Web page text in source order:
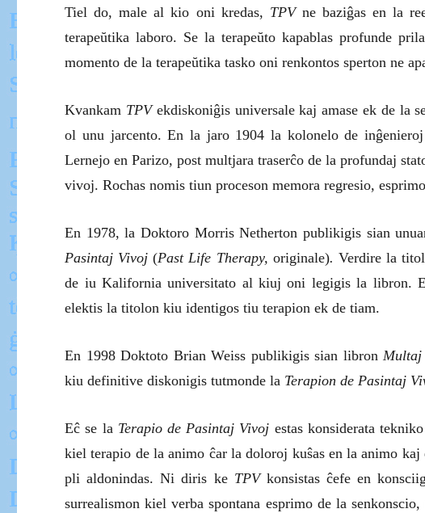
Tiel do, male al kio oni kredas, TPVne baziĝas en la
terapeŭtika laboro. Se la terapeŭto kapablas profunde
momento de la terapeŭtika tasko oni renkontos sperton ne
Kvankam TPVekdiskoniĝis universale kaj amase ek de la
ol unu jarcento. En la jaro 1904 la kolonelo de
Lernejo en Parizo, post multjara traserĉo de la profundaj
vivoj. Rochas nomis tiun proceson memora regresio,
En 1978, la Doktoro Morris Netherton publikigis sian
Pasintaj Vivoj (Past Life Therapy, originale). Verdire la
de iu Kalifornia universitato al kiuj oni legigis la libron.
elektis la titolon kiu identigos tiu terapion ek de tiam.
En 1998 Doktoto Brian Weiss publikigis sian libronMultaj
kiu definitive diskonigis tutmonde la Terapion de Pasintaj
Eĉ se la Terapio de Pasintaj Vivoj estas konsiderata
kiel terapio de la animo ĉar la doloroj kuŝas en la animo
pli aldonindas. Ni diris ke TPVkonsistas ĉefe en
surrealismon kiel verba spontana esprimo de la